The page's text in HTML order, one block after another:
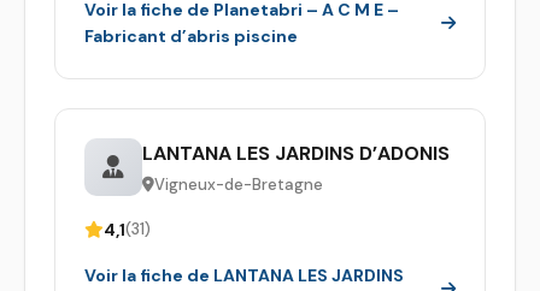
Voir la fiche de Planetabri – A C M E –
Fabricant d’abris piscine
LANTANA LES JARDINS D’ADONIS
Vigneux-de-Bretagne
4,1(31)
Voir la fiche de LANTANA LES JARDINS